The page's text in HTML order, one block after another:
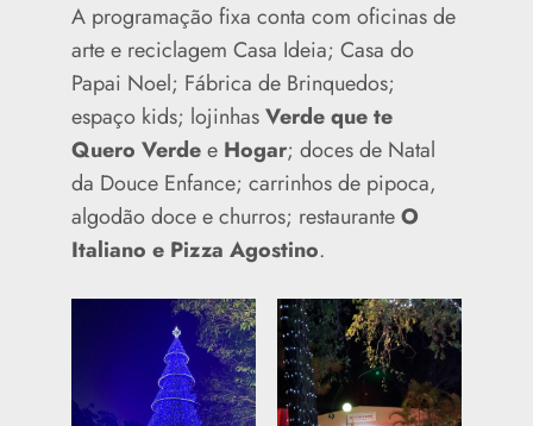
A programação fixa conta com oficinas de
arte e reciclagem Casa Ideia; Casa do
Papai Noel; Fábrica de Brinquedos;
espaço kids; lojinhasVerde que te
Quero Verdee Hogar; doces de Natal
da Douce Enfance; carrinhos de pipoca,
algodão doce e churros; restauranteO
Italiano e Pizza Agostino.